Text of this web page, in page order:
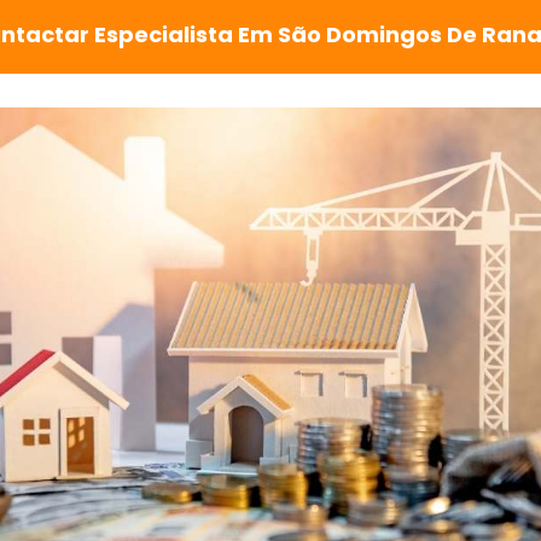
Especialista Em São Domingos De